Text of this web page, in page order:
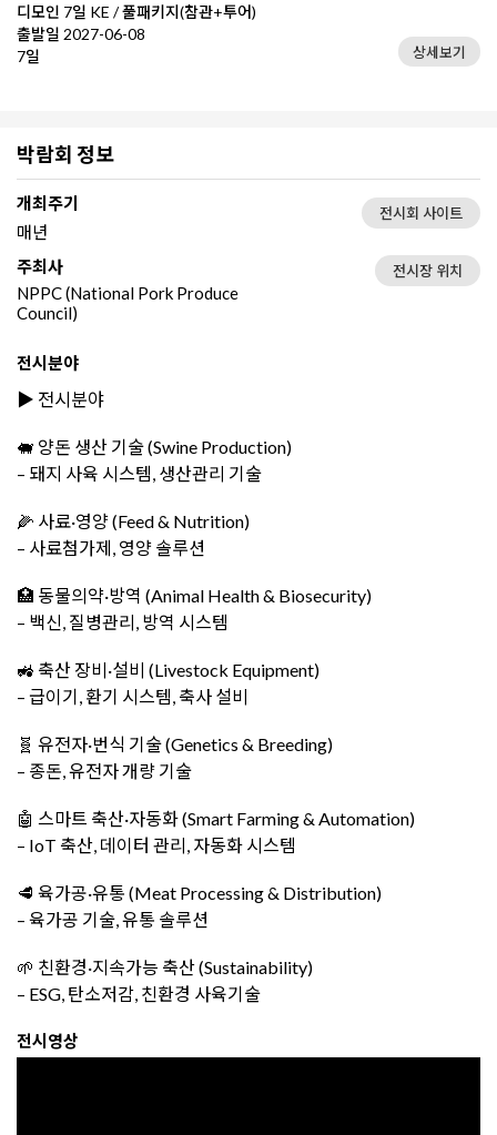
디모인 7일 KE / 풀패키지(참관+투어)
출발일 2027-06-08
7일
상세보기
박람회 정보
개최주기
매년
전시회 사이트
주최사
NPPC (National Pork Produce
Council)
전시장 위치
전시분야
▶️ 전시분야
🐖 양돈 생산 기술 (Swine Production)
– 돼지 사육 시스템, 생산관리 기술
🌽 사료·영양 (Feed & Nutrition)
– 사료첨가제, 영양 솔루션
🏥 동물의약·방역 (Animal Health & Biosecurity)
– 백신, 질병관리, 방역 시스템
🚜 축산 장비·설비 (Livestock Equipment)
– 급이기, 환기 시스템, 축사 설비
🧬 유전자·번식 기술 (Genetics & Breeding)
– 종돈, 유전자 개량 기술
🤖 스마트 축산·자동화 (Smart Farming & Automation)
– IoT 축산, 데이터 관리, 자동화 시스템
🥩 육가공·유통 (Meat Processing & Distribution)
– 육가공 기술, 유통 솔루션
🌱 친환경·지속가능 축산 (Sustainability)
– ESG, 탄소저감, 친환경 사육기술
전시영상